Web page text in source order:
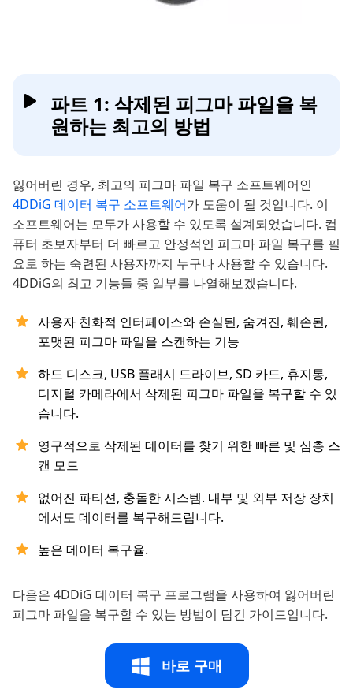
파트 1: 삭제된 피그마 파일을 복
원하는 최고의 방법
잃어버린 경우, 최고의 피그마 파일 복구 소프트웨어인
4DDiG 데이터 복구 소프트웨어가 도움이 될 것입니다. 이
소프트웨어는 모두가 사용할 수 있도록 설계되었습니다. 컴
퓨터 초보자부터 더 빠르고 안정적인 피그마 파일 복구를 필
요로 하는 숙련된 사용자까지 누구나 사용할 수 있습니다.
4DDiG의 최고 기능들 중 일부를 나열해보겠습니다.
사용자 친화적 인터페이스와 손실된, 숨겨진, 훼손된,
포맷된 피그마 파일을 스캔하는 기능
하드 디스크, USB 플래시 드라이브, SD 카드, 휴지통,
디지털 카메라에서 삭제된 피그마 파일을 복구할 수 있
습니다.
영구적으로 삭제된 데이터를 찾기 위한 빠른 및 심층 스
캔 모드
없어진 파티션, 충돌한 시스템. 내부 및 외부 저장 장치
에서도 데이터를 복구해드립니다.
높은 데이터 복구율.
다음은 4DDiG 데이터 복구 프로그램을 사용하여 잃어버린
피그마 파일을 복구할 수 있는 방법이 담긴 가이드입니다.
바로 구매